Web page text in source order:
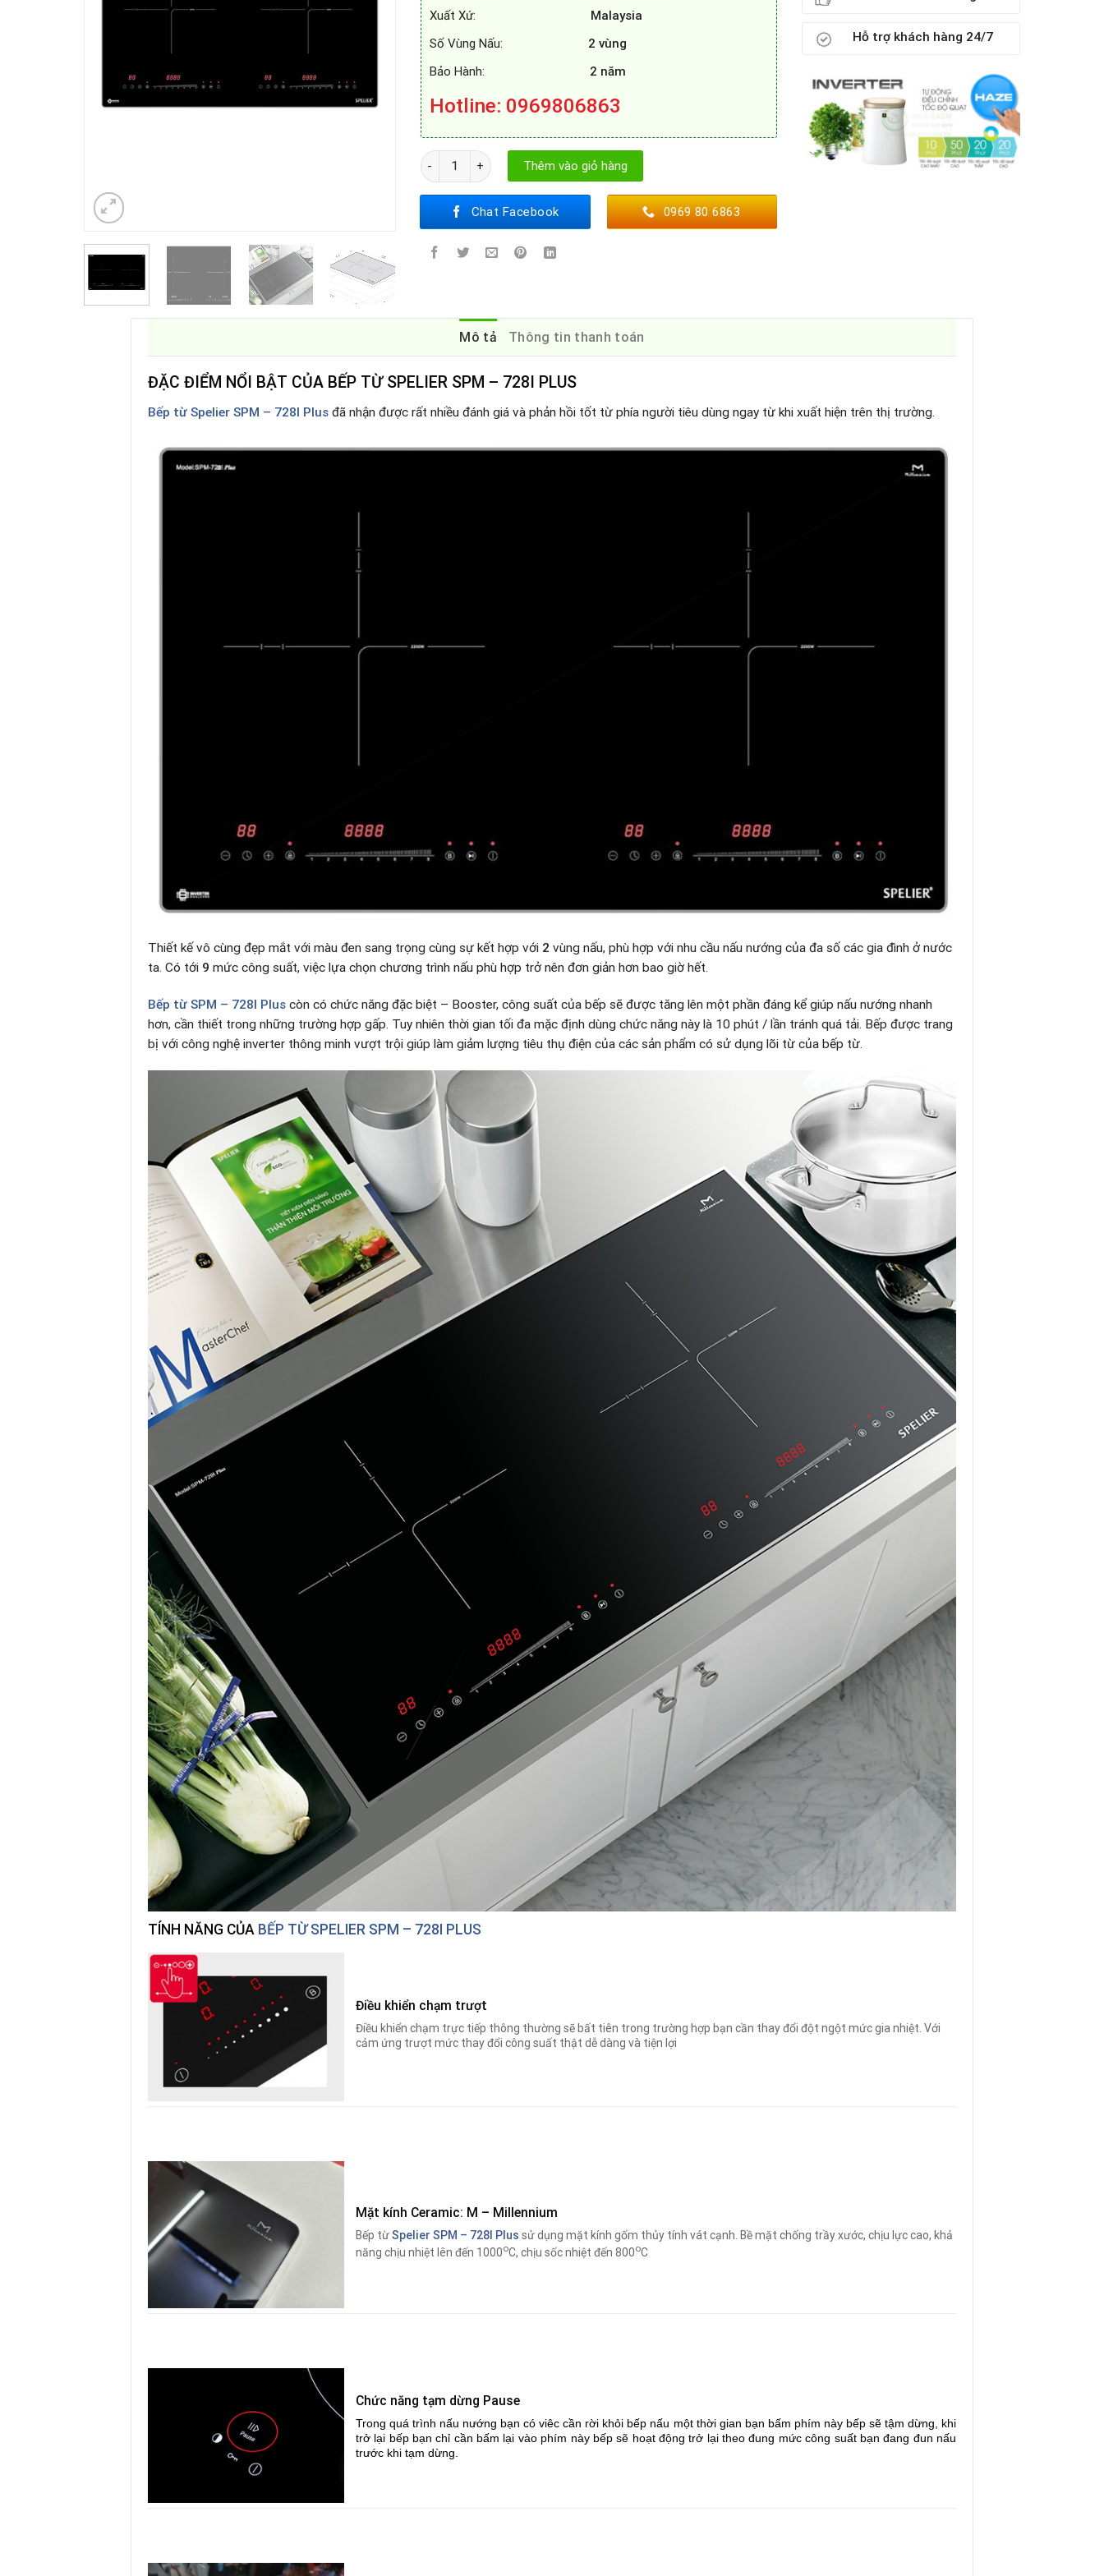
Xuất Xứ: Malaysia
Số Vùng Nấu: 2 vùng
Bảo Hành: 2 năm
Hotline: 0969806863
BẾP TỪ SPELIER SPM - 728I PLUS số lượng
Thêm vào giỏ hàng
Chat Facebook 0969 80 6863
Hỗ trợ khách hàng 24/7
Mô tả Thông tin thanh toán
ĐẶC ĐIỂM NỔI BẬT CỦA BẾP TỪ SPELIER SPM – 728I PLUS
Bếp từ Spelier SPM – 728I Plus đã nhận được rất nhiều đánh giá và phản hồi tốt từ phía người tiêu dùng ngay từ khi xuất hiện trên thị trường.
Thiết kế vô cùng đẹp mắt với màu đen sang trọng cùng sự kết hợp với 2 vùng nấu, phù hợp với nhu cầu nấu nướng của đa số các gia đình ở nước
ta. Có tới 9 mức công suất, việc lựa chọn chương trình nấu phù hợp trở nên đơn giản hơn bao giờ hết.
Bếp từ SPM – 728I Plus còn có chức năng đặc biệt – Booster, công suất của bếp sẽ được tăng lên một phần đáng kể giúp nấu nướng nhanh
hơn, cần thiết trong những trường hợp gấp. Tuy nhiên thời gian tối đa mặc định dùng chức năng này là 10 phút / lần tránh quá tải. Bếp được trang
bị với công nghệ inverter thông minh vượt trội giúp làm giảm lượng tiêu thụ điện của các sản phẩm có sử dụng lõi từ của bếp từ.
TÍNH NĂNG CỦA BẾP TỪ SPELIER SPM – 728I PLUS
Điều khiển chạm trượt
Điều khiển chạm trực tiếp thông thường sẽ bất tiên trong trường hợp bạn cần thay đổi đột ngột mức gia nhiệt. Với
cảm ứng trượt mức thay đổi công suất thật dễ dàng và tiện lợi
Mặt kính Ceramic: M – Millennium
Bếp từSpelier SPM – 728I Plus sử dụng mặt kính gốm thủy tính vát cạnh. Bề mặt chống trầy xước, chịu lực cao, khả
năng chịu nhiệt lên đến 1000oC, chịu sốc nhiệt đến 800oC
Chức năng tạm dừng Pause
Trong quá trình nấu nướng bạn có viêc cần rời khỏi bếp nấu một thời gian bạn bấm phím này bếp sẽ tậm dừng, khi
trở lại bếp bạn chỉ cần bấm lại vào phím này bếp sẽ hoạt động trở lại theo đung mức công suất bạn đang đun nấu
trước khi tạm dừng.